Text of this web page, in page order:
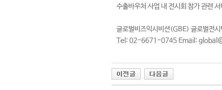
수출바우처 사업 내 전시회 참가 관련
글로벌비즈익시비션(GBE) 글로벌전시
Tel: 02-6671-0745 Email: